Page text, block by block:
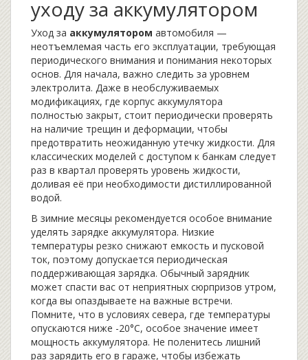
уходу за аккумулятором
Уход за аккумулятором автомобиля —
неотъемлемая часть его эксплуатации, требующая
периодического внимания и понимания некоторых
основ. Для начала, важно следить за уровнем
электролита. Даже в необслуживаемых
модификациях, где корпус аккумулятора
полностью закрыт, стоит периодически проверять
на наличие трещин и деформации, чтобы
предотвратить неожиданную утечку жидкости. Для
классических моделей с доступом к банкам следует
раз в квартал проверять уровень жидкости,
доливая её при необходимости дистиллированной
водой.
В зимние месяцы рекомендуется особое внимание
уделять зарядке аккумулятора. Низкие
температуры резко снижают емкость и пусковой
ток, поэтому допускается периодическая
поддерживающая зарядка. Обычный зарядник
может спасти вас от неприятных сюрпризов утром,
когда вы опаздываете на важные встречи.
Помните, что в условиях севера, где температуры
опускаются ниже -20°С, особое значение имеет
мощность аккумулятора. Не поленитесь лишний
раз зарядить его в гараже, чтобы избежать